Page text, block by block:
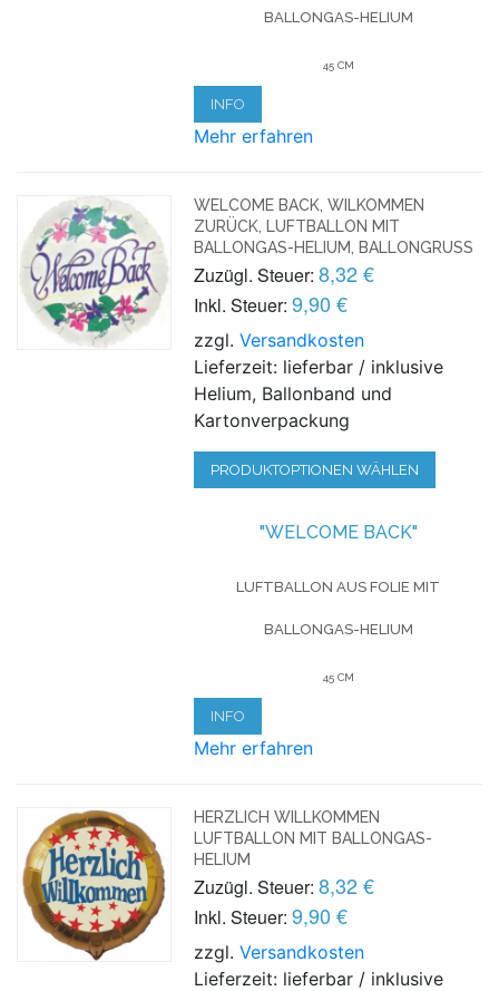
BALLONGAS-HELIUM
45 CM
INFO
Mehr erfahren
WELCOME BACK, WILKOMMEN
ZURÜCK, LUFTBALLON MIT
BALLONGAS-HELIUM, BALLONGRUSS
Zuzügl. Steuer: 8,32 €
Inkl. Steuer: 9,90 €
zzgl.Versandkosten
Lieferzeit: lieferbar / inklusive
Helium, Ballonband und
Kartonverpackung
PRODUKTOPTIONEN WÄHLEN
"WELCOME BACK"
LUFTBALLON AUS FOLIE MIT
BALLONGAS-HELIUM
45 CM
INFO
Mehr erfahren
HERZLICH WILLKOMMEN
LUFTBALLON MIT BALLONGAS-
HELIUM
Zuzügl. Steuer: 8,32 €
Inkl. Steuer: 9,90 €
zzgl.Versandkosten
Lieferzeit: lieferbar / inklusive